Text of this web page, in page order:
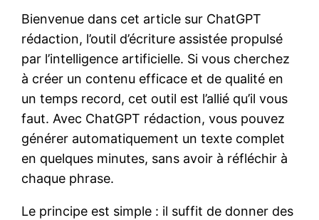
Bienvenue dans cet article sur ChatGPT
rédaction, l’outil d’écriture assistée propulsé
par l’intelligence artificielle. Si vous cherchez
à créer un contenu efficace et de qualité en
un temps record, cet outil est l’allié qu’il vous
faut. Avec ChatGPT rédaction, vous pouvez
générer automatiquement un texte complet
en quelques minutes, sans avoir à réfléchir à
chaque phrase.
Le principe est simple : il suffit de donner des